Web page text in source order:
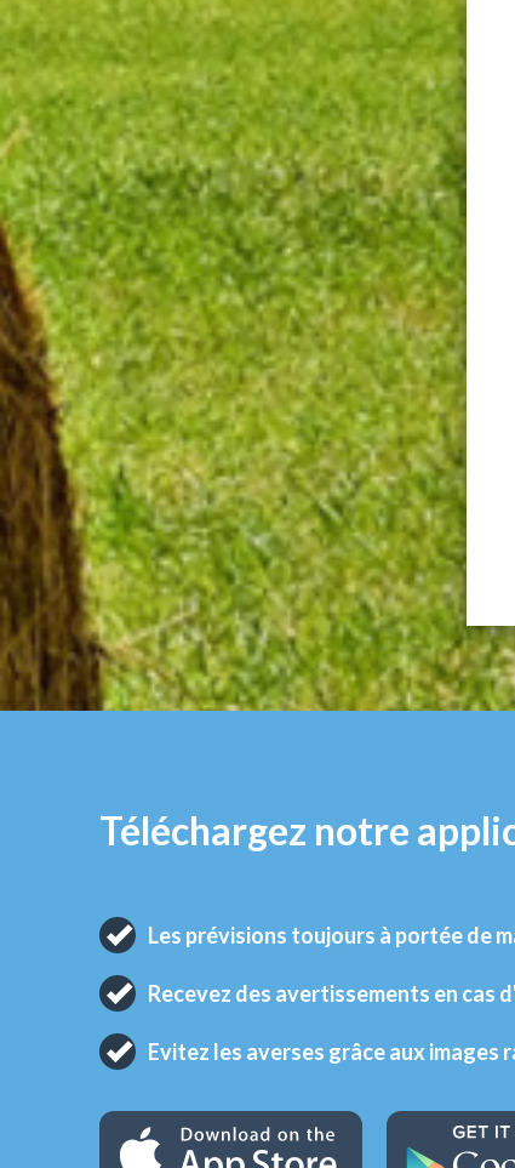
Téléchargez notre
Les prévisions toujours à portée de
Recevez des avertissements en cas
Evitez les averses grâce aux images